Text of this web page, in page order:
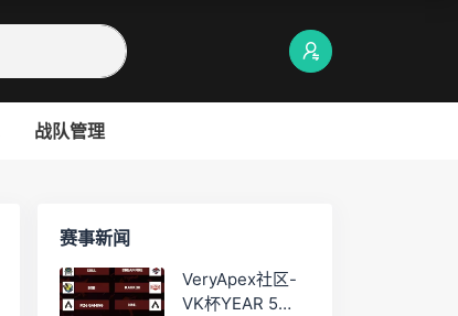
战队管理
赛事新闻
VeryApex社区-
VK杯YEAR 5